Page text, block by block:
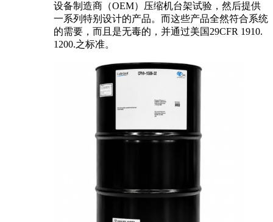
设备制造商（OEM）压缩机台架试验，然后提供
一系列特别设计的产品。而这些产品全然符合系统
的需要，而且是无毒的，并通过美国29CFR 1910.
1200.之标准。